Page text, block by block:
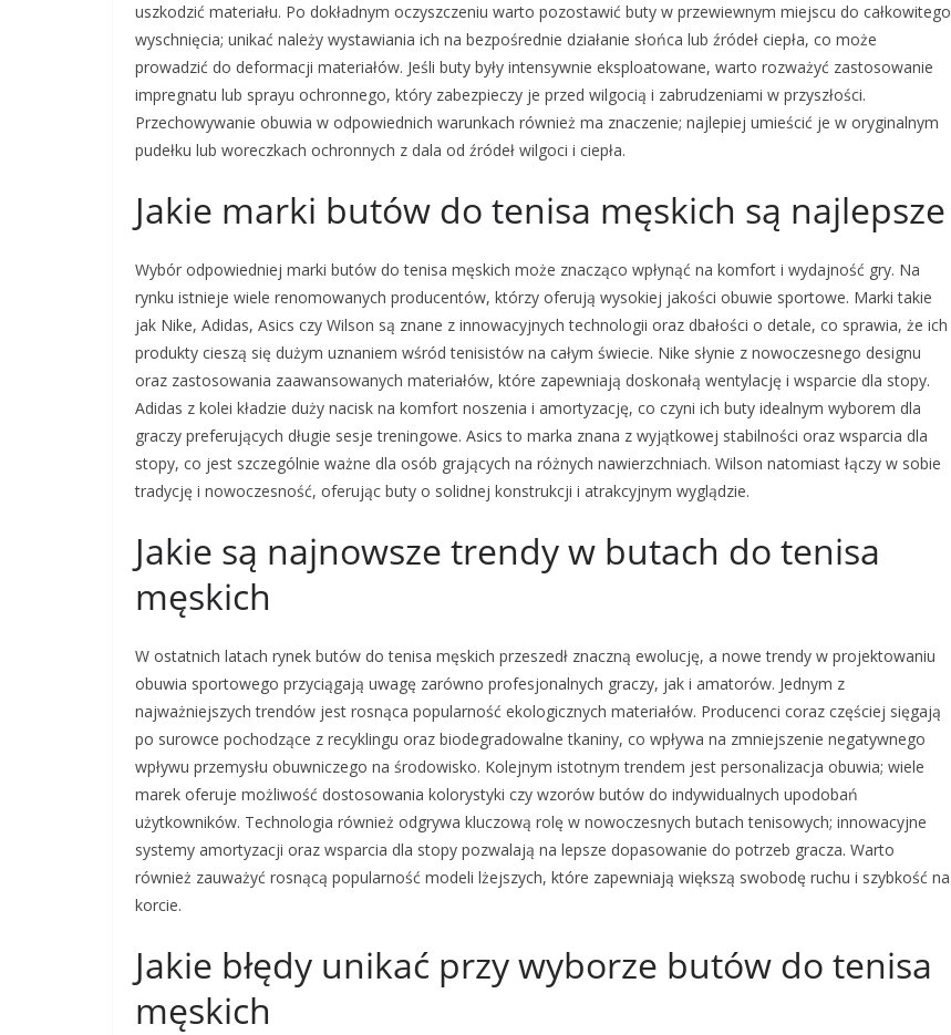
uszkodzić materiału. Po dokładnym oczyszczeniu warto pozostawić buty w przewiewnym miejscu do całkowitego
wyschnięcia; unikać należy wystawiania ich na bezpośrednie działanie słońca lub źródeł ciepła, co może
prowadzić do deformacji materiałów. Jeśli buty były intensywnie eksploatowane, warto rozważyć zastosowanie
impregnatu lub sprayu ochronnego, który zabezpieczy je przed wilgocią i zabrudzeniami w przyszłości.
Przechowywanie obuwia w odpowiednich warunkach również ma znaczenie; najlepiej umieścić je w oryginalnym
pudełku lub woreczkach ochronnych z dala od źródeł wilgoci i ciepła.
Jakie marki butów do tenisa męskich są najlepsze
Wybór odpowiedniej marki butów do tenisa męskich może znacząco wpłynąć na komfort i wydajność gry. Na
rynku istnieje wiele renomowanych producentów, którzy oferują wysokiej jakości obuwie sportowe. Marki takie
jak Nike, Adidas, Asics czy Wilson są znane z innowacyjnych technologii oraz dbałości o detale, co sprawia, że ich
produkty cieszą się dużym uznaniem wśród tenisistów na całym świecie. Nike słynie z nowoczesnego designu
oraz zastosowania zaawansowanych materiałów, które zapewniają doskonałą wentylację i wsparcie dla stopy.
Adidas z kolei kładzie duży nacisk na komfort noszenia i amortyzację, co czyni ich buty idealnym wyborem dla
graczy preferujących długie sesje treningowe. Asics to marka znana z wyjątkowej stabilności oraz wsparcia dla
stopy, co jest szczególnie ważne dla osób grających na różnych nawierzchniach. Wilson natomiast łączy w sobie
tradycję i nowoczesność, oferując buty o solidnej konstrukcji i atrakcyjnym wyglądzie.
Jakie są najnowsze trendy w butach do tenisa
męskich
W ostatnich latach rynek butów do tenisa męskich przeszedł znaczną ewolucję, a nowe trendy w projektowaniu
obuwia sportowego przyciągają uwagę zarówno profesjonalnych graczy, jak i amatorów. Jednym z
najważniejszych trendów jest rosnąca popularność ekologicznych materiałów. Producenci coraz częściej sięgają
po surowce pochodzące z recyklingu oraz biodegradowalne tkaniny, co wpływa na zmniejszenie negatywnego
wpływu przemysłu obuwniczego na środowisko. Kolejnym istotnym trendem jest personalizacja obuwia; wiele
marek oferuje możliwość dostosowania kolorystyki czy wzorów butów do indywidualnych upodobań
użytkowników. Technologia również odgrywa kluczową rolę w nowoczesnych butach tenisowych; innowacyjne
systemy amortyzacji oraz wsparcia dla stopy pozwalają na lepsze dopasowanie do potrzeb gracza. Warto
również zauważyć rosnącą popularność modeli lżejszych, które zapewniają większą swobodę ruchu i szybkość na
korcie.
Jakie błędy unikać przy wyborze butów do tenisa
męskich